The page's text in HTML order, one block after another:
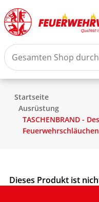
Startseite
Ausrüstung
TASCHENBRAND -
Feuerwehrschläuchen
Dieses Produkt ist